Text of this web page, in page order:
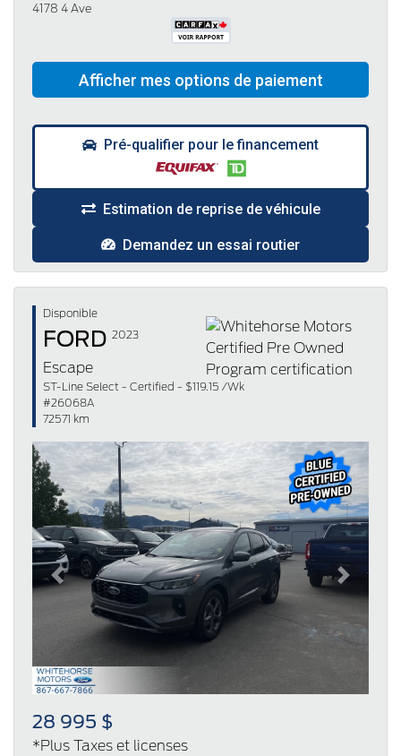
4178 4 Ave
Pré-qualifier pour le financement
Estimation de reprise de véhicule
Demandez un essai routier
Disponible
FORD 2023
Escape
ST-Line Select - Certified - $119.15 /Wk
#26068A
72571 km
Previous Next
28 995 $
*Plus Taxes et licenses